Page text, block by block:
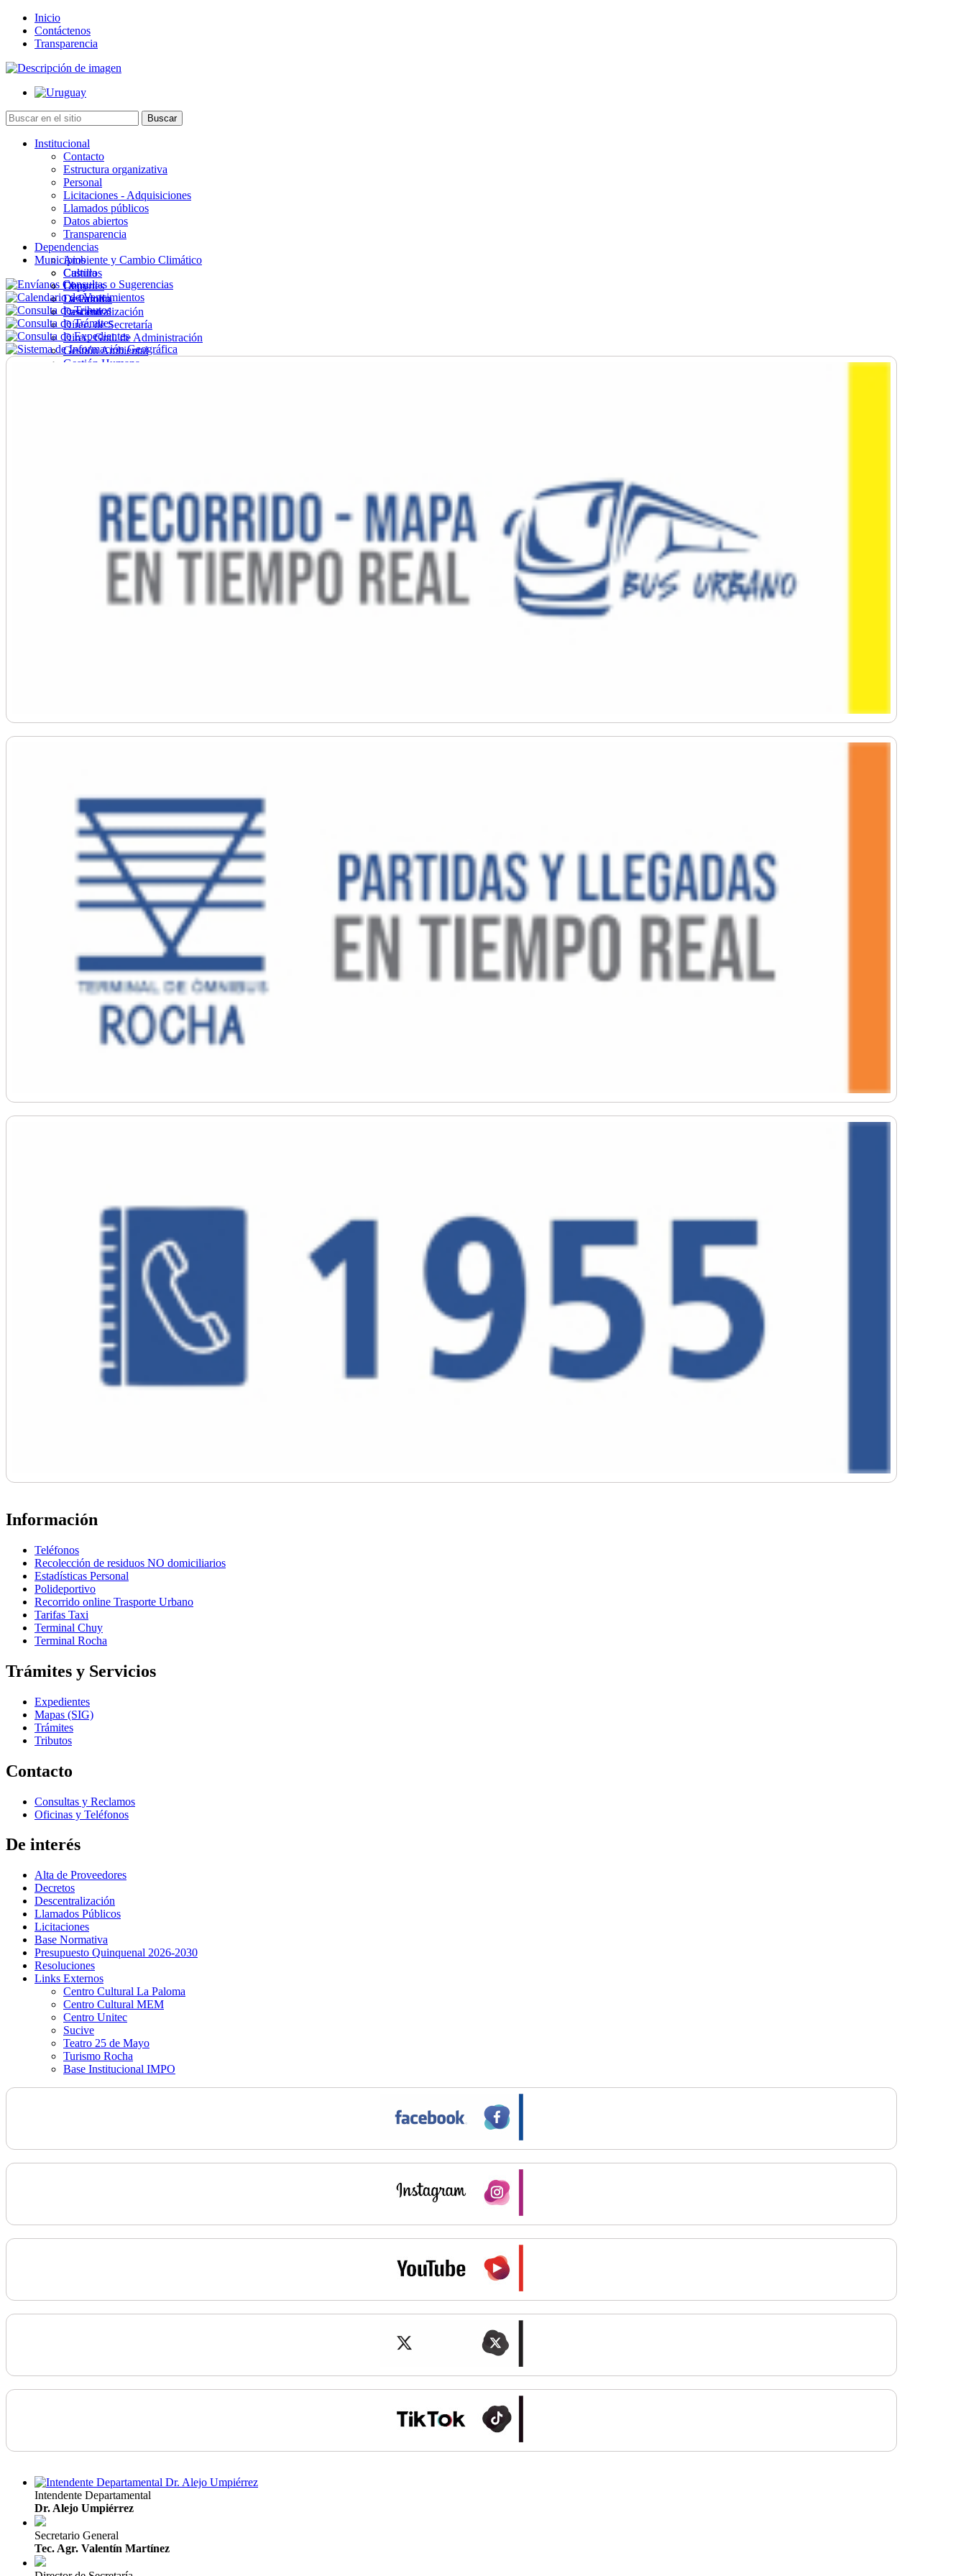
Inicio
Contáctenos
Transparencia
Institucional
Contacto
Estructura organizativa
Personal
Licitaciones - Adquisiciones
Llamados públicos
Datos abiertos
Transparencia
Dependencias
Ambiente y Cambio Climático
Cultura
Deportes
Desarrollo
Descentralización
Direc. de Secretaría
Direc. Gral. de Administración
Gestión Ambiental
Gestión Humana
Municipios
Castillos
Chuy
La Paloma
Lascano
Información
Teléfonos
Recolección de residuos NO domiciliarios
Estadísticas Personal
Polideportivo
Recorrido online Trasporte Urbano
Tarifas Taxi
Terminal Chuy
Terminal Rocha
Trámites y Servicios
Expedientes
Mapas (SIG)
Trámites
Tributos
Contacto
Consultas y Reclamos
Oficinas y Teléfonos
De interés
Alta de Proveedores
Decretos
Descentralización
Llamados Públicos
Licitaciones
Base Normativa
Presupuesto Quinquenal 2026-2030
Resoluciones
Links Externos
Centro Cultural La Paloma
Centro Cultural MEM
Centro Unitec
Sucive
Teatro 25 de Mayo
Turismo Rocha
Base Institucional IMPO
Intendente Departamental
Dr. Alejo Umpiérrez
Secretario General
Tec. Agr. Valentín Martínez